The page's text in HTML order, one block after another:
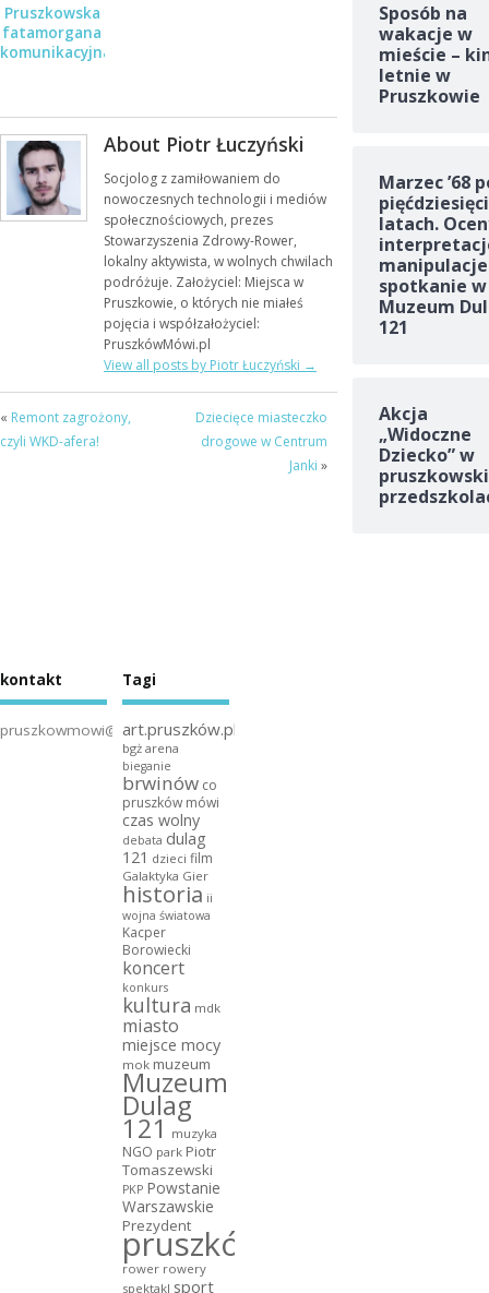
Pruszkowska
fatamorgana
komunikacyjna
About Piotr Łuczyński
Socjolog z zamiłowaniem do
nowoczesnych technologii i mediów
społecznościowych, prezes
Stowarzyszenia Zdrowy-Rower,
lokalny aktywista, w wolnych chwilach
podróżuje. Założyciel: Miejsca w
Pruszkowie, o których nie miałeś
pojęcia i współzałożyciel:
PruszkówMówi.pl
View all posts by Piotr Łuczyński →
« Remont zagrożony,
czyli WKD-afera!
Dziecięce miasteczko
drogowe w Centrum
Janki »
Sposób na
wakacje w
mieście –
letnie w
Pruszkowie
Marzec ’68
latach.
spotkanie w
Muzeum
121
Akcja
„Widoczne
Dziecko” w
kontakt
pruszkowmowi@gmail.com
Tagi
art.pruszków.pl
bgż arena
bieganie
brwinów co
pruszków mówi
czas wolny
debata dulag
121 dzieci film
Galaktyka Gier
historia ii
wojna światowa
Kacper
Borowiecki
koncert
konkurs
kultura mdk
miasto
miejsce mocy
mok muzeum
Muzeum
Dulag
121 muzyka
NGO park Piotr
Tomaszewski
PKP Powstanie
Warszawskie
Prezydent
pruszków
rower rowery
spektakl sport